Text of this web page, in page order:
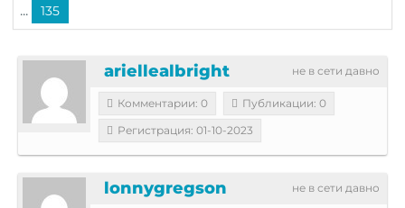
... 135
не в сети давно
ariellealbright
Комментарии: 0
Публикации: 0
Регистрация: 01-10-2023
не в сети давно
lonnygregson